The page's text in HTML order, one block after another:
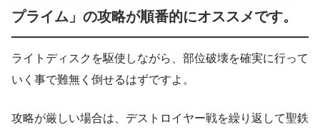
プライム」の攻略が順番的にオススメです。
ライトディスクを駆使しながら、部位破壊を確実に行って
いく事で難無く倒せるはずですよ。
攻略が厳しい場合は、デストロイヤー戦を繰り返して聖鉄